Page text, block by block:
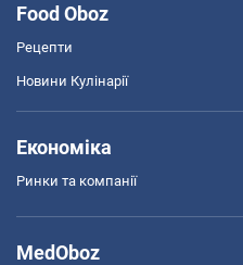
Food Oboz
Рецепти
Новини Кулінарії
Економіка
Ринки та компанії
MedOboz